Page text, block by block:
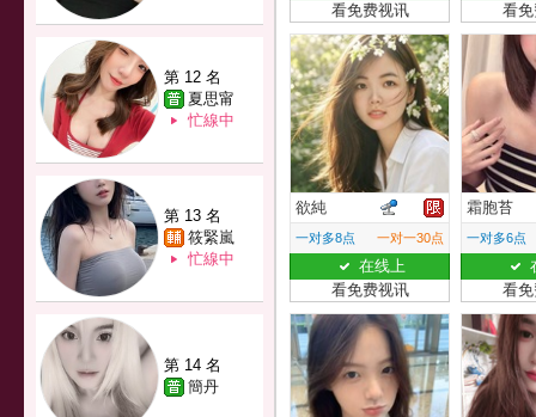
第 12 名
夏思甯
忙線中
第 13 名
筱緊嵐
忙線中
第 14 名
簡丹
看免费视讯
看
欲純
一对多8点 一对一30点
在线上
看免费视讯
霜胞苔
一对多6点
看